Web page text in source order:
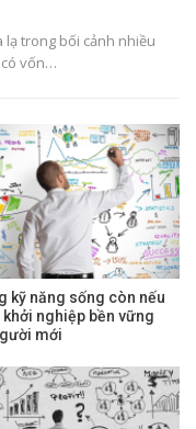
trong bối cảnh nhiều
vốn…
kỹ năng sống còn nếu
khởi nghiệp bền vững
mới